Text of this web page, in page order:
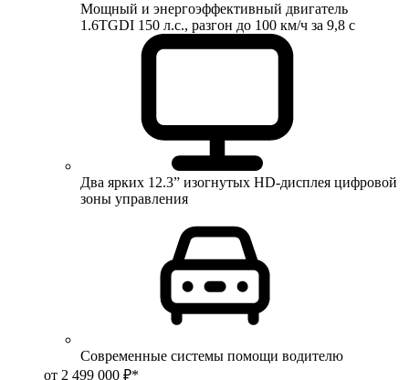
Мощный и энергоэффективный двигатель
1.6TGDI 150 л.с., разгон до 100 км/ч за 9,8 с
Два ярких 12.3” изогнутых HD-дисплея цифровой
зоны управления
Современные системы помощи водителю
от 2 499 000 ₽*